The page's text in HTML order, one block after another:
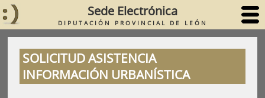
Sede Electrónica
DIPUTACIÓN PROVINCIAL DE LEÓN
SOLICITUD ASISTENCIA
INFORMACIÓN URBANÍSTICA